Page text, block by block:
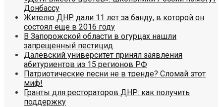
Донбассу
Жителю ДНР дали 11 лет за банду, в которой он
состоял еще в 2016 году
В Запорожской области в огурцах нашли
запрещенный пестицид
Далевский университет принял заявления
абитуриентов из 15 регионов РФ
Патриотические песни не в тренде? Сломай этот
миф!
Гранты для рестораторов ДНР: как получить
поддержку